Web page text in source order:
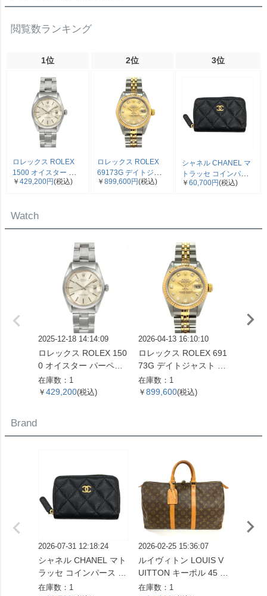
閲覧数ランキング
1位 2位 3位
ロレックス ROLEX
1500 オイスター パー
ペチュアル デイト 腕
ズ【中古】
￥ 429,200円(税込)
ロレックス ROLEX
69173G デイトジャ
スト T番 腕時計 シャ
￥ 899,600円(税込)
シャネル CHANEL マ
トラッセ コインパー
ス コインケース キャ
￥ 60,700円(税込)
Watch
2025-12-18 14:14:09
ロレックス ROLEX 150
0 オイスター パーペチ
ュアル デイト 腕時計 シ
ルバー文字盤 7桁 2番台
在庫数：1
￥ 429,200(税込)
2026-04-13 16:10:10
ロレックス ROLEX 691
73G デイトジャスト T
番 腕時計 シャンパン文
字盤 10Pダイヤ SS×YG
在庫数：1
￥ 899,600(税込)
Brand
2026-07-31 12:18:24
シャネル CHANEL マト
ラッセ コインパース コ
インケース キャビアス
在庫数：1
2026-02-25 15:36:07
ルイヴィトン LOUIS V
UITTON キーポル 45 ボ
ストンバッグ モノグラ
在庫数：1